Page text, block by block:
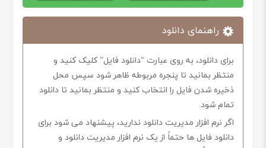
راهنمای دانلود
برای دانلود، به روی عبارت “دانلود فایل” کلیک کنید و
منتظر بمانید تا پنجره مربوطه ظاهر شود سپس محل
ذخیره شدن فایل را انتخاب کنید و منتظر بمانید تا دانلود
تمام شود.
اگر نرم افزار مدیریت دانلود ندارید، پیشنهاد می شود برای
دانلود فایل ها حتماً از یک نرم افزار مدیریت دانلود و